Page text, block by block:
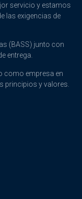
servicio y estamos
las exigencias de
(BASS) junto con
entrega.
como empresa en
principios y valores.